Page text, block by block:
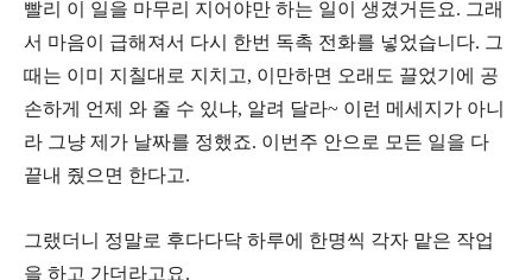
빨리 이 일을 마무리 지어야만 하는 일이 생겼거든요. 그래
서 마음이 급해져서 다시 한번 독촉 전화를 넣었습니다. 그
때는 이미 지칠대로 지치고, 이만하면 오래도 끌었기에 공
손하게 언제 와 줄 수 있냐, 알려 달라~ 이런 메세지가 아니
라 그냥 제가 날짜를 정했죠. 이번주 안으로 모든 일을 다
끝내 줬으면 한다고.
그랬더니 정말로 후다다닥 하루에 한명씩 각자 맡은 작업
을 하고 가더라고요.